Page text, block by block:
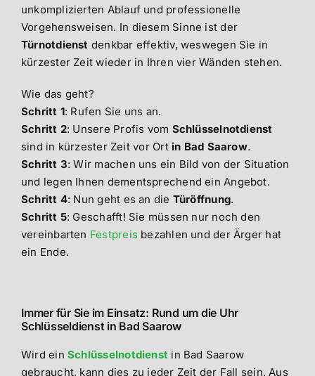
unkomplizierten Ablauf und professionelle
Vorgehensweisen. In diesem Sinne ist der
Türnotdienst denkbar effektiv, weswegen Sie in
kürzester Zeit wieder in Ihren vier Wänden stehen.
Wie das geht?
Schritt 1: Rufen Sie uns an.
Schritt 2: Unsere Profis vom Schlüsselnotdienst
sind in kürzester Zeit vor Ort in Bad Saarow.
Schritt 3: Wir machen uns ein Bild von der Situation
und legen Ihnen dementsprechend ein Angebot.
Schritt 4: Nun geht es an die Türöffnung.
Schritt 5: Geschafft! Sie müssen nur noch den
vereinbarten Festpreis bezahlen und der Ärger hat
ein Ende.
Immer für Sie im Einsatz: Rund um die Uhr
Schlüsseldienst in Bad Saarow
Wird einSchlüsselnotdienst in Bad Saarow
gebraucht, kann dies zu jeder Zeit der Fall sein. Aus